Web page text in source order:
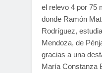
el relevo 4 por 75
donde Ramón
Rodríguez,
Mendoza, de
gracias a una
María Constanza